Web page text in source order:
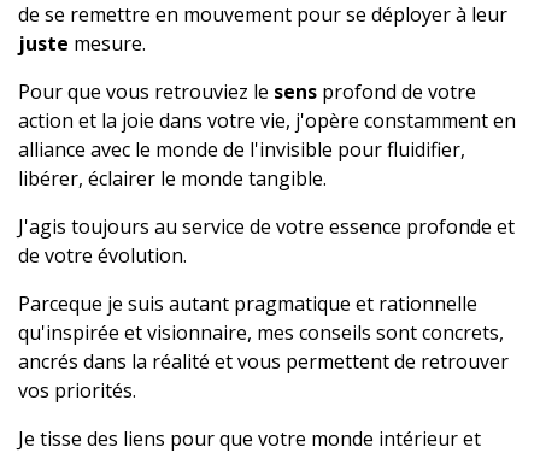
de se remettre en mouvement pour se déployer à leur
juste mesure.
Pour que vous retrouviez le sens profond de votre
action et la joie dans votre vie, j'opère constamment en
alliance avec le monde de l'invisible pour fluidifier,
libérer, éclairer le monde tangible.
J'agis toujours au service de votre essence profonde et
de votre évolution.
Parceque je suis autant pragmatique et rationnelle
qu'inspirée et visionnaire, mes conseils sont concrets,
ancrés dans la réalité et vous permettent de retrouver
vos priorités.
Je tisse des liens pour que votre monde intérieur et